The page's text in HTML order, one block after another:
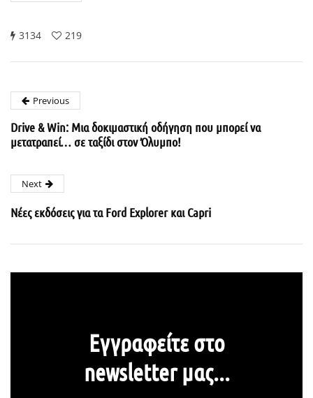
3134 219
Previous
Drive & Win: Μια δοκιμαστική οδήγηση που μπορεί να
μετατραπεί… σε ταξίδι στον Όλυμπο!
Next
Νέες εκδόσεις για τα Ford Explorer και Capri
Εγγραφείτε στο
newsletter μας...